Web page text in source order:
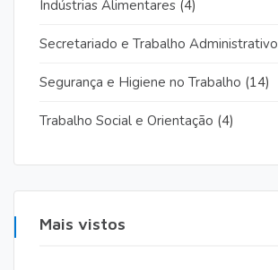
Indústrias Alimentares (4)
Secretariado e Trabalho Administrativo
Segurança e Higiene no Trabalho (14)
Trabalho Social e Orientação (4)
Mais vistos